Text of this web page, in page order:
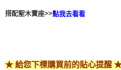
搭配聖木寶座>>點我去看看
★ 給您下標購買前的貼心提醒